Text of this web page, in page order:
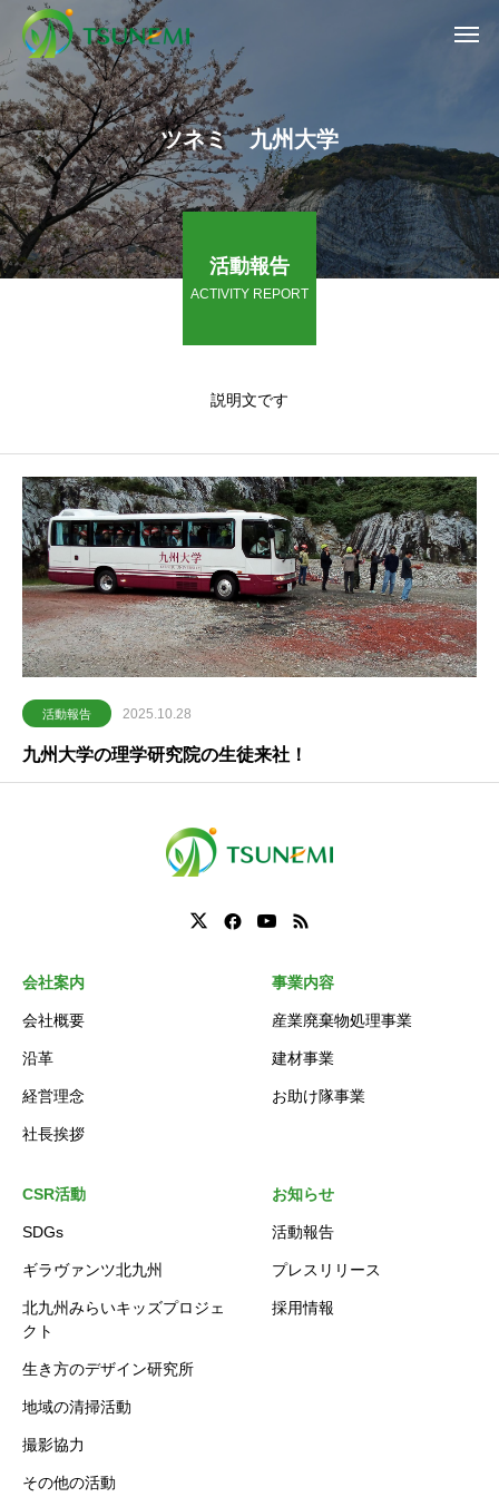
ツネミ 九州大学
活動報告
ACTIVITY REPORT
説明文です
活動報告 2025.10.28
九州大学の理学研究院の生徒来社！
会社案内
会社概要
沿革
経営理念
社長挨拶
事業内容
産業廃棄物処理事業
建材事業
お助け隊事業
CSR活動
SDGs
ギラヴァンツ北九州
北九州みらいキッズプロジェ
クト
生き方のデザイン研究所
地域の清掃活動
撮影協力
その他の活動
お知らせ
活動報告
プレスリリース
採用情報